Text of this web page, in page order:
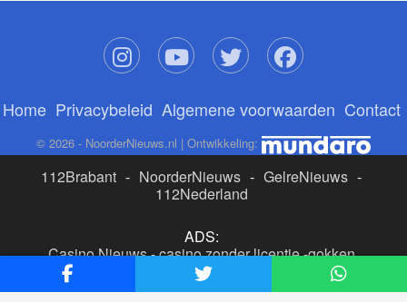
Home Privacybeleid Algemene voorwaarden Contact
© 2026 - NoorderNieuws.nl | Ontwikkeling:
112Brabant - NoorderNieuws - GelreNieuws -
112Nederland
ADS:
Casino Nieuws-casino zonder licentie-gokken
buitenlandse site
beste online casino nederland